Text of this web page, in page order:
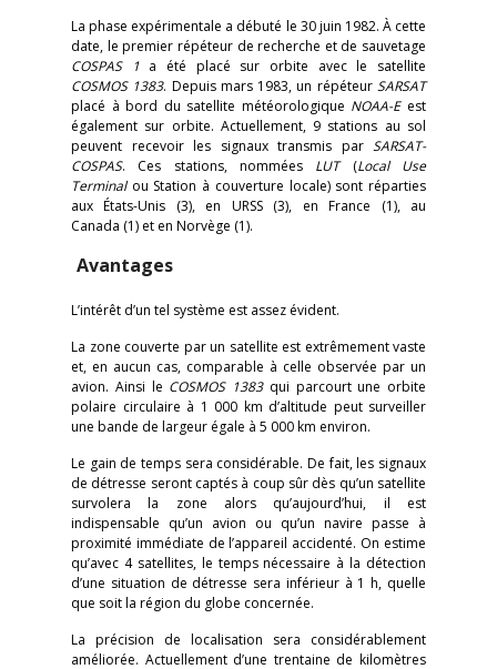
La phase expérimentale a débuté le 30 juin 1982. À cette
date, le premier répéteur de recherche et de sauvetage
COSPAS 1a été placé sur orbite avec le satellite
COSMOS 1383. Depuis mars 1983, un répéteurSARSAT
placé à bord du satellite météorologique NOAA-Eest
également sur orbite. Actuellement, 9 stations au sol
peuvent recevoir les signaux transmis par SARSAT-
COSPAS. Ces stations, nommées LUT(Local Use
Terminalou Station à couverture locale) sont réparties
aux États-Unis (3), en URSS (3), en France (1), au
Canada (1) et en Norvège (1).
Avantages
L’intérêt d’un tel système est assez évident.
La zone couverte par un satellite est extrêmement vaste
et, en aucun cas, comparable à celle observée par un
avion. Ainsi le COSMOS 1383qui parcourt une orbite
polaire circulaire à 1 000 km d’altitude peut surveiller
une bande de largeur égale à 5 000 km environ.
Le gain de temps sera considérable. De fait, les signaux
de détresse seront captés à coup sûr dès qu’un satellite
survolera la zone alors qu’aujourd’hui, il est
indispensable qu’un avion ou qu’un navire passe à
proximité immédiate de l’appareil accidenté. On estime
qu’avec 4 satellites, le temps nécessaire à la détection
d’une situation de détresse sera inférieur à 1 h, quelle
que soit la région du globe concernée.
La précision de localisation sera considérablement
améliorée. Actuellement d’une trentaine de kilomètres